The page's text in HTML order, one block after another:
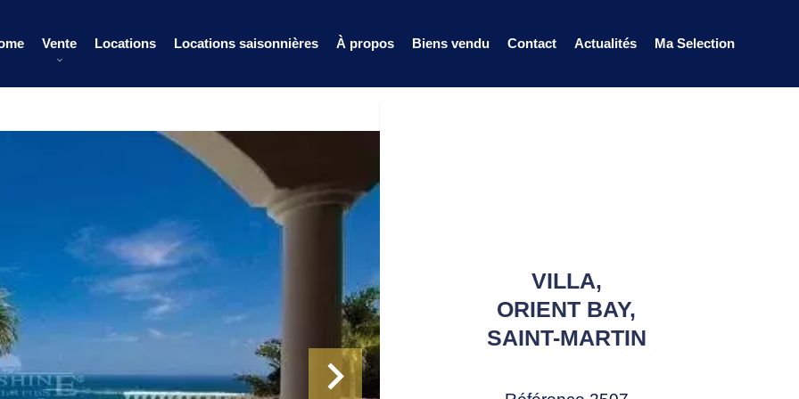
Vente Locations Locations saisonnières À propos Biens vendu Contact Actualités Ma Selection
VILLA,
ORIENT BAY,
SAINT-MARTIN